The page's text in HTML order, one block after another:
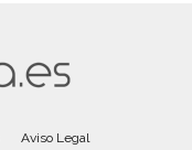
Aviso Legal